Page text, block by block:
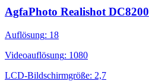
AgfaPhoto Realishot DC8200
Auflösung: 18
Videoauflösung: 1080
LCD-Bildschirmgröße: 2,7